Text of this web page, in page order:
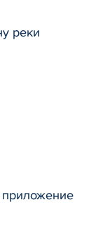
реки
приложение